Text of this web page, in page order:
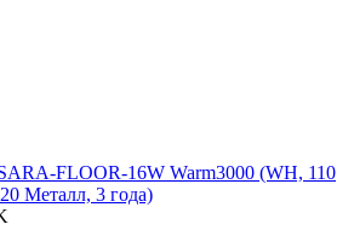
FLOOR-16W Warm3000 (WH, 110
Металл, 3 года)